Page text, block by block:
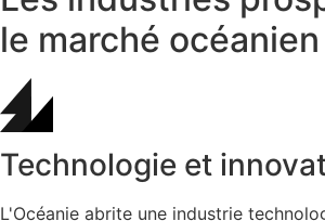
le marché océanien
Technologie et
L'Océanie abrite une industrie